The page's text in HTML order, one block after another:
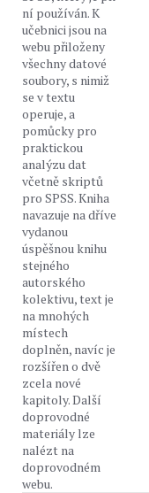
ní používán. K
učebnici jsou na
webu přiloženy
všechny datové
soubory, s nimiž
se v textu
operuje, a
pomůcky pro
praktickou
analýzu dat
včetně skriptů
pro SPSS. Kniha
navazuje na dříve
vydanou
úspěšnou knihu
stejného
autorského
kolektivu, text je
na mnohých
místech
doplněn, navíc je
rozšířen o dvě
zcela nové
kapitoly. Další
doprovodné
materiály lze
nalézt na
doprovodném
webu.